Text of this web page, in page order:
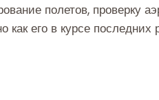
полетов, проверку
его в курсе последних